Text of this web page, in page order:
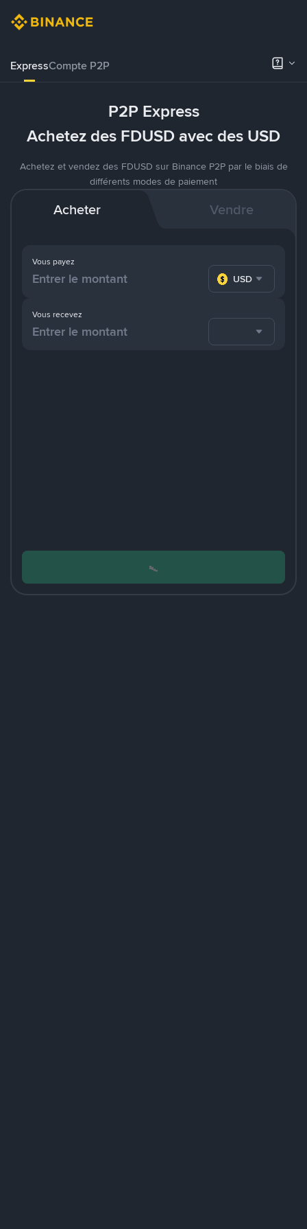
ExpressCompte P2P
P2P Express
Achetez des FDUSD avec des USD
Achetez et vendez des FDUSD sur Binance P2P par le biais de
différents modes de paiement
Acheter Vendre
Vous payez
USD
Vous recevez